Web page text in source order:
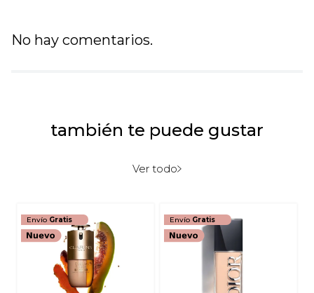
No hay comentarios.
también te puede gustar
Ver todo
Envío Gratis Envío Gratis